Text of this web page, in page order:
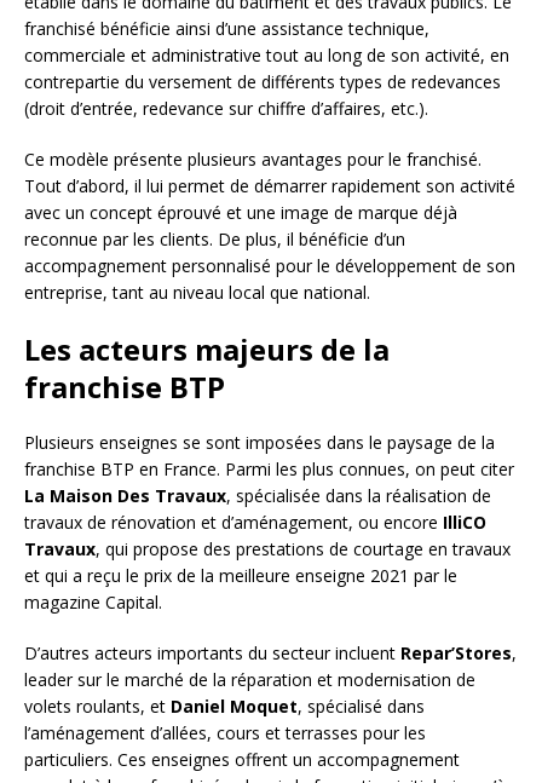
franchisé bénéficie ainsi d’une assistance technique,
commerciale et administrative tout au long de son activité, en
contrepartie du versement de différents types de redevances
(droit d’entrée, redevance sur chiffre d’affaires, etc.).
Ce modèle présente plusieurs avantages pour le franchisé.
Tout d’abord, il lui permet de démarrer rapidement son activité
avec un concept éprouvé et une image de marque déjà
reconnue par les clients. De plus, il bénéficie d’un
accompagnement personnalisé pour le développement de son
entreprise, tant au niveau local que national.
Les acteurs majeurs de la
franchise BTP
Plusieurs enseignes se sont imposées dans le paysage de la
franchise BTP en France. Parmi les plus connues, on peut citer
La Maison Des Travaux, spécialisée dans la réalisation de
travaux de rénovation et d’aménagement, ou encore IlliCO
Travaux, qui propose des prestations de courtage en travaux
et qui a reçu le prix de la meilleure enseigne 2021 par le
magazine Capital.
D’autres acteurs importants du secteur incluent Repar’Stores,
leader sur le marché de la réparation et modernisation de
volets roulants, et Daniel Moquet, spécialisé dans
l’aménagement d’allées, cours et terrasses pour les
particuliers. Ces enseignes offrent un accompagnement